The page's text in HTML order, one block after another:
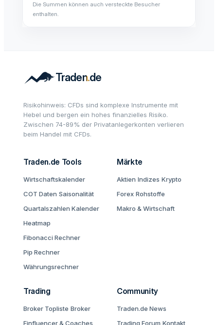
Die Summen können auch versteckte Besucher
enthalten.
Risikohinweis: CFDs sind komplexe Instrumente mit
Hebel und bergen ein hohes finanzielles Risiko.
Zwischen 74-89% der Privatanlegerkonten verlieren
beim Handel mit CFDs.
Traden.de Tools
Wirtschaftskalender
COT Daten Saisonalität
Quartalszahlen Kalender
Heatmap
Fibonacci Rechner
Pip Rechner
Währungsrechner
Märkte
Aktien Indizes Krypto
Forex Rohstoffe
Makro & Wirtschaft
Trading
Broker Topliste Broker
Finfluencer & Coaches
Community
Traden.de News
Trading Forum Kontakt